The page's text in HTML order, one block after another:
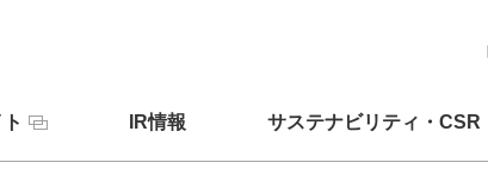
IR情報 サステナビリティ・CSR